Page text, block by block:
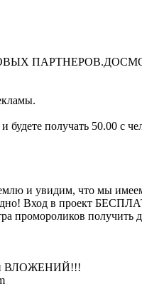
получать 50.00 с
и увидим, что мы
в проект
промороликов
и ВЛОЖЕНИЙ!!!